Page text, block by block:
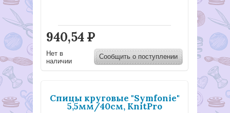
940,54Р
Нет в
наличии
Сообщить о поступлении
Спицы круговые "Symfonie"
5,5мм/40см, KnitPro